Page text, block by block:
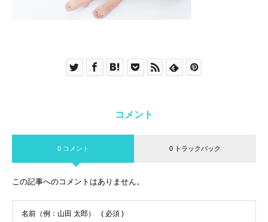
コメント
0 コメント 0 トラックバック
この記事へのコメントはありません。
名前（例：山田 太郎） ( 必須 )